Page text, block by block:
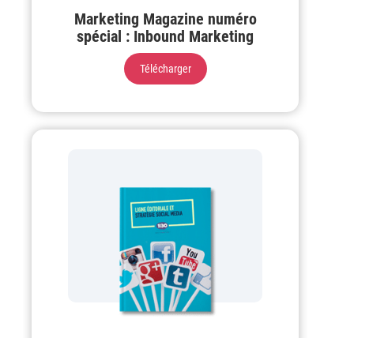
Marketing Magazine numéro
spécial : Inbound Marketing
Télécharger